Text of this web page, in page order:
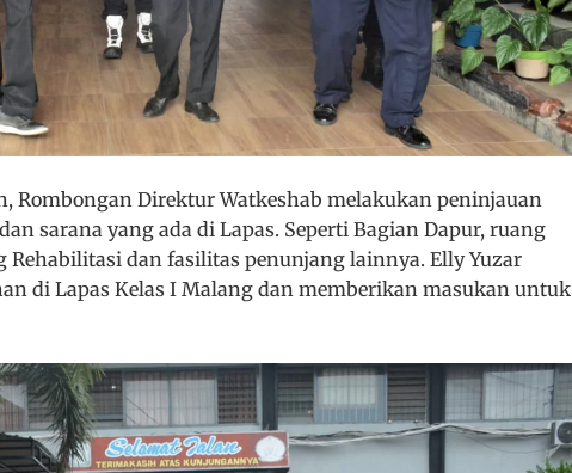
Rombongan Direktur Watkeshab melakukan peninjauan
sarana yang ada di Lapas. Seperti Bagian Dapur, ruang
Rehabilitasi dan fasilitas penunjang lainnya. Elly Yuzar
di Lapas Kelas I Malang dan memberikan masukan untuk